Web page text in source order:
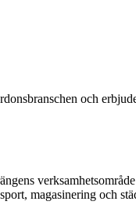
och
magasinering och